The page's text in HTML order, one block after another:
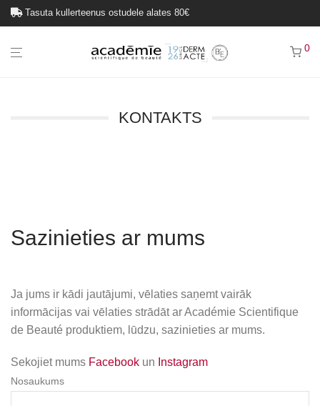
Tasuta kullerteenus ostudele alates 80€
0
KONTAKTS
Sazinieties ar mums
Ja jums ir kādi jautājumi, vēlaties saņemt vairāk
informācijas vai vēlaties strādāt ar Académie Scientifique
de Beauté produktiem, lūdzu, sazinieties ar mums.
Sekojiet mums Facebook un Instagram
Nosaukums